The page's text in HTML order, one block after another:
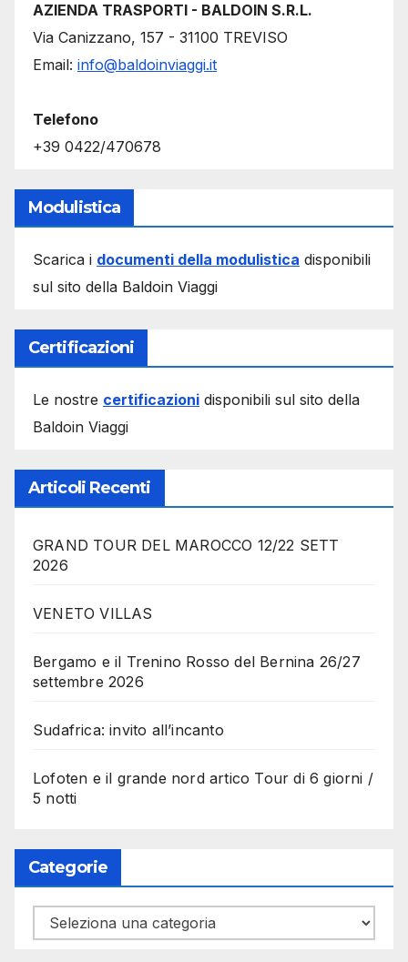
AZIENDA TRASPORTI - BALDOIN S.R.L.
Via Canizzano, 157 - 31100 TREVISO
Email: info@baldoinviaggi.it
Telefono
+39 0422/470678
Modulistica
Scarica i documenti della modulistica disponibili
sul sito della Baldoin Viaggi
Certificazioni
Le nostre certificazioni disponibili sul sito della
Baldoin Viaggi
Articoli Recenti
GRAND TOUR DEL MAROCCO 12/22 SETT
2026
VENETO VILLAS
Bergamo e il Trenino Rosso del Bernina 26/27
settembre 2026
Sudafrica: invito all’incanto
Lofoten e il grande nord artico Tour di 6 giorni /
5 notti
Categorie
Categorie